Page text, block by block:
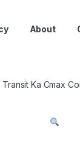
About
Ka Cmax